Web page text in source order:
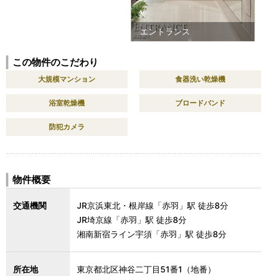
エントランス
この物件のこだわり
大規模マンション 食器洗い乾燥機
浴室乾燥機 ブロードバンド
防犯カメラ
物件概要
交通機関
JR京浜東北・根岸線「赤羽」駅 徒歩8分
JR埼京線「赤羽」駅 徒歩8分
湘南新宿ライン宇須「赤羽」駅 徒歩8分
所在地 東京都北区神谷二丁目51番1（地番）